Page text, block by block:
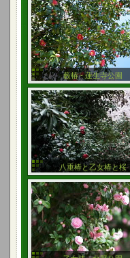
藪椿 - 蓮生寺公園
八重椿と乙女椿と桜